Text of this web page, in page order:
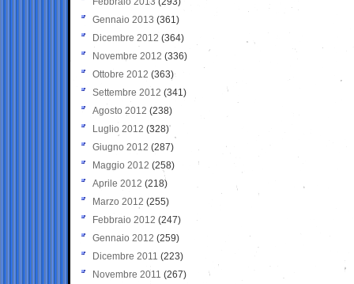
Gennaio 2013 (361)
Dicembre 2012 (364)
Novembre 2012 (336)
Ottobre 2012 (363)
Settembre 2012 (341)
Agosto 2012 (238)
Luglio 2012 (328)
Giugno 2012 (287)
Maggio 2012 (258)
Aprile 2012 (218)
Marzo 2012 (255)
Febbraio 2012 (247)
Gennaio 2012 (259)
Dicembre 2011 (223)
Novembre 2011 (267)